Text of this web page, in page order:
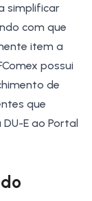
simplificar
com que
item a
possui
de
que
E ao Portal